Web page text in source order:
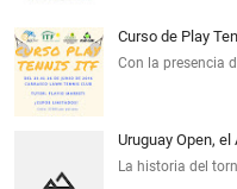
Curso de Play
Con la presencia
Uruguay Open,
La historia del